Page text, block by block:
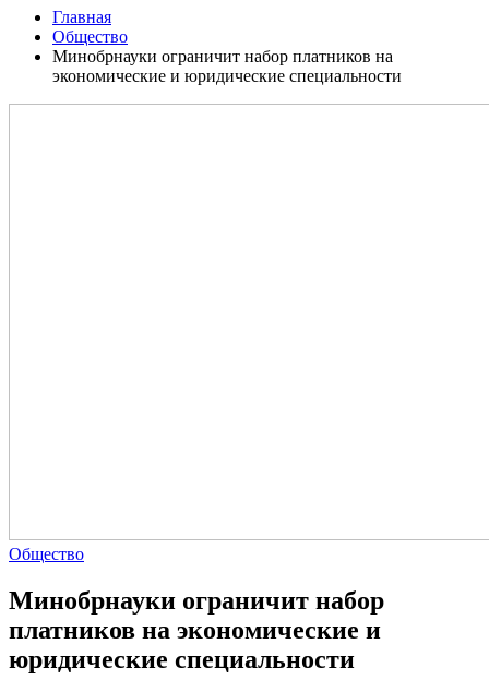
Главная
Общество
Минобрнауки ограничит набор платников на
экономические и юридические специальности
Общество
Минобрнауки ограничит набор
платников на экономические и
юридические специальности